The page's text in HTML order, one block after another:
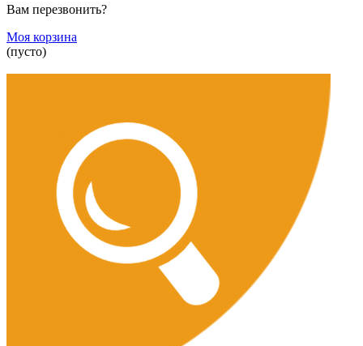
Вам перезвонить?
Моя корзина
(пусто)